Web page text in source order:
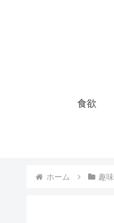
食欲
ホーム 趣味